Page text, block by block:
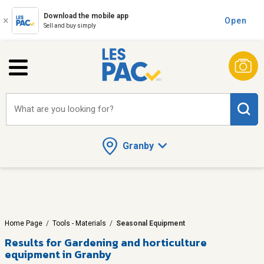
Download the mobile app
Sell and buy simply
Open
Granby
What are you looking for?
Home Page / Tools - Materials / Seasonal Equipment
Results for Gardening and horticulture
equipment in Granby